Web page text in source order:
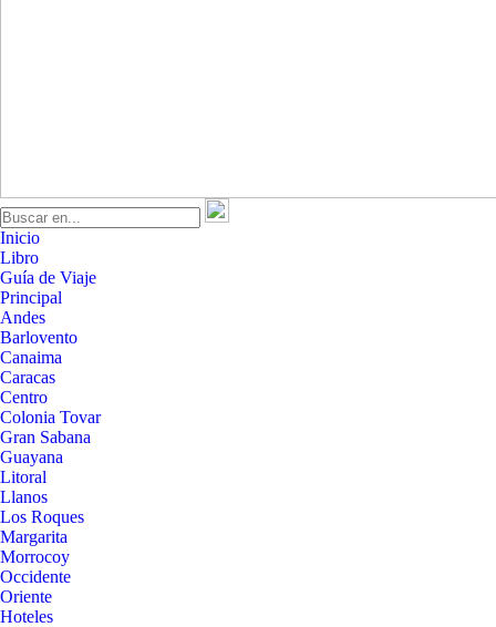
Inicio
Libro
Guía de Viaje
Principal
Andes
Barlovento
Canaima
Caracas
Centro
Colonia Tovar
Gran Sabana
Guayana
Litoral
Llanos
Los Roques
Margarita
Morrocoy
Occidente
Oriente
Hoteles